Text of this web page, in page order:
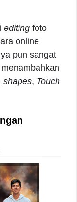
editing foto
online
pun sangat
shapes, Touch